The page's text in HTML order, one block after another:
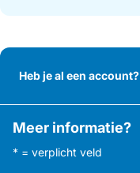
Heb je al een account?
Meer informatie?
* = verplicht veld